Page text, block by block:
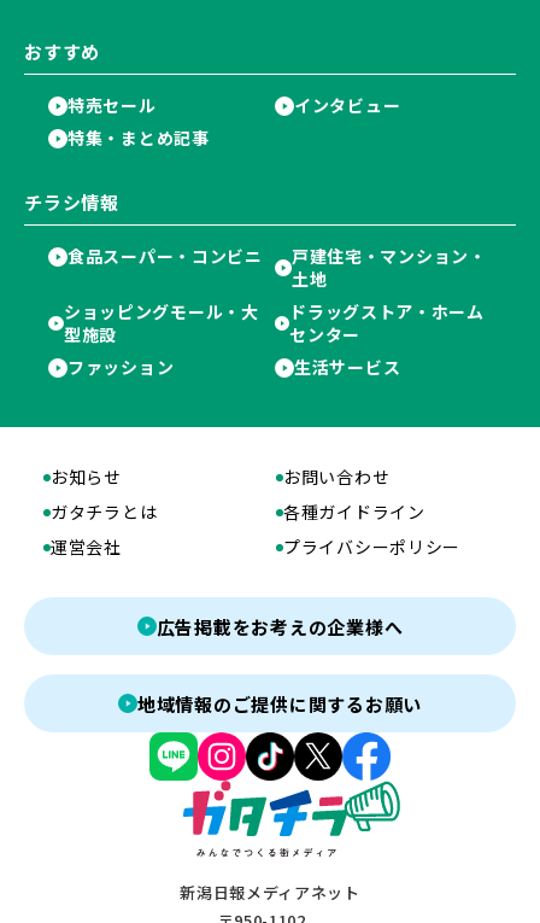
おすすめ
特売セール
インタビュー
特集・まとめ記事
チラシ情報
食品スーパー・コンビニ
戸建住宅・マンション・
土地
ショッピングモール・大
型施設
ドラッグストア・ホーム
センター
ファッション
生活サービス
新潟日報メディアネット
お知らせ
お問い合わせ
ガタチラとは
各種ガイドライン
運営会社
プライバシーポリシー
広告掲載をお考えの企業様へ
地域情報のご提供に関するお願い